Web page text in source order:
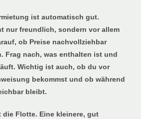
ist automatisch gut.
nur freundlich, sondern vor allem
ob Preise nachvollziehbar
Frag nach, was enthalten ist und
Wichtig ist auch, ob du vor
bekommst und ob während
bleibt.
die Flotte. Eine kleinere, gut